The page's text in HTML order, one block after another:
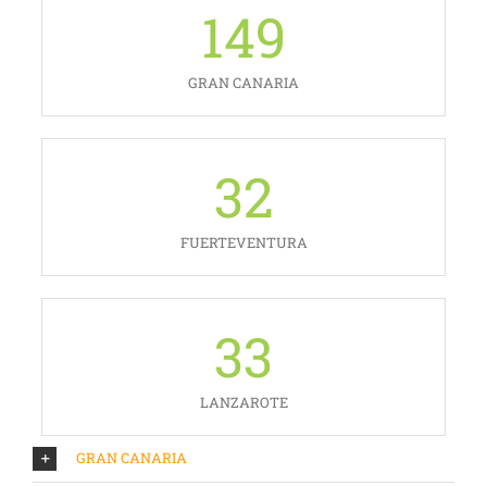
149
GRAN CANARIA
32
FUERTEVENTURA
33
LANZAROTE
GRAN CANARIA